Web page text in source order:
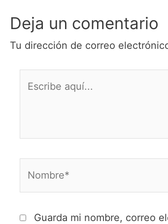
Deja un comentario
Tu dirección de correo
Guarda mi nombre, correo